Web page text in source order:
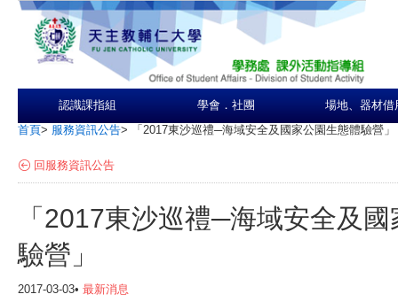
認識課指組 學會．社團 場地、器材借
首頁> 服務資訊公告> 「2017東沙巡禮─海域安全及國家公園生態體驗營」
回服務資訊公告
「2017東沙巡禮─海域安全及
驗營」
2017-03-03• 最新消息